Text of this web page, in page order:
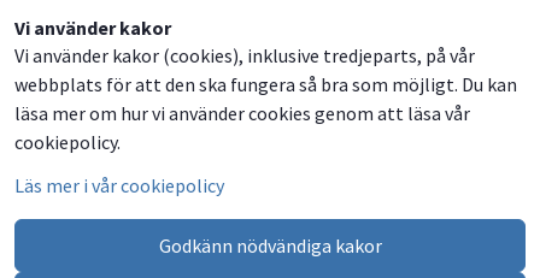
Vi använder kakor
Vi använder kakor (cookies), inklusive tredjeparts, på vår
webbplats för att den ska fungera så bra som möjligt. Du kan
läsa mer om hur vi använder cookies genom att läsa vår
cookiepolicy.
Läs mer i vår cookiepolicy
Godkänn nödvändiga kakor
Dela
på
Facebook
Dela
på
Twitter
Dela
på
LinkedIn
Dela
via
email